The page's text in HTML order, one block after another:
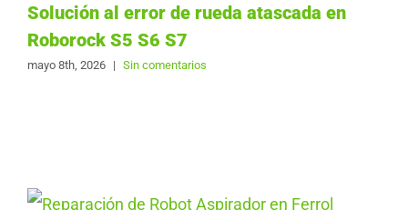
Solución al error de rueda atascada en
Roborock S5 S6 S7
mayo 8th, 2026 | Sin comentarios